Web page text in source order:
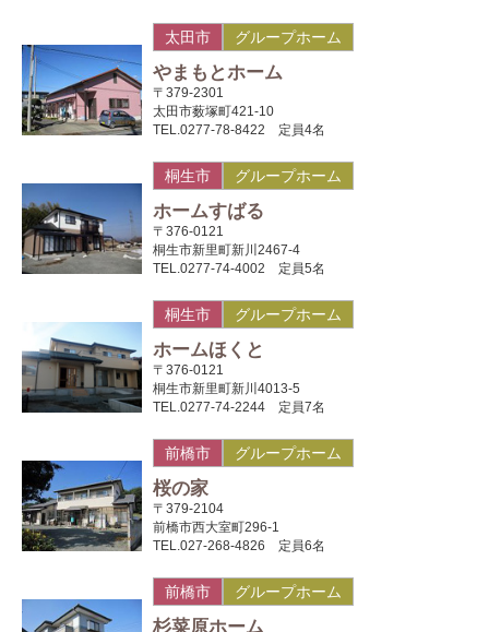
太田市 グループホーム
やまもとホーム
〒379-2301
太田市薮塚町421-10
TEL.0277-78-8422 定員4名
桐生市 グループホーム
ホームすばる
〒376-0121
桐生市新里町新川2467-4
TEL.0277-74-4002 定員5名
桐生市 グループホーム
ホームほくと
〒376-0121
桐生市新里町新川4013-5
TEL.0277-74-2244 定員7名
前橋市 グループホーム
桜の家
〒379-2104
前橋市西大室町296-1
TEL.027-268-4826 定員6名
前橋市 グループホーム
杉菜原ホーム